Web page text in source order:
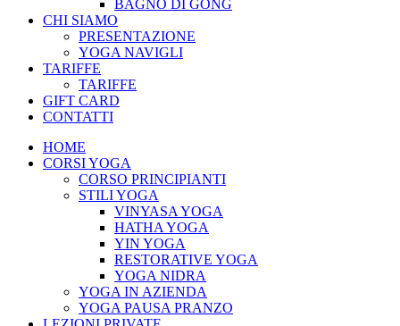
BAGNO DI GONG
CHI SIAMO
PRESENTAZIONE
YOGA NAVIGLI
TARIFFE
TARIFFE
GIFT CARD
CONTATTI
HOME
CORSI YOGA
CORSO PRINCIPIANTI
STILI YOGA
VINYASA YOGA
HATHA YOGA
YIN YOGA
RESTORATIVE YOGA
YOGA NIDRA
YOGA IN AZIENDA
YOGA PAUSA PRANZO